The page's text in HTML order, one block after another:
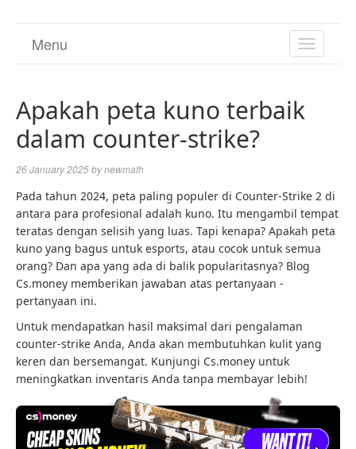
TOGGLE
Menu
Apakah peta kuno terbaik
dalam counter-strike?
26 January 2025bynewmath
Pada tahun 2024, peta paling populer di Counter-Strike 2 di
antara para profesional adalah kuno. Itu mengambil tempat
teratas dengan selisih yang luas. Tapi kenapa? Apakah peta
kuno yang bagus untuk esports, atau cocok untuk semua
orang? Dan apa yang ada di balik popularitasnya? Blog
Cs.money memberikan jawaban atas pertanyaan -
pertanyaan ini.
Untuk mendapatkan hasil maksimal dari pengalaman
counter-strike Anda, Anda akan membutuhkan kulit yang
keren dan bersemangat. Kunjungi Cs.money untuk
meningkatkan inventaris Anda tanpa membayar lebih!